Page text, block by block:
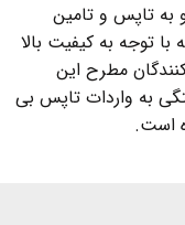
به تاپس و تامین
توجه به کیفیت بالا
مطرح این
به واردات تاپس بی
است.